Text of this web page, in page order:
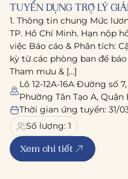
TUYỂN DỤNG TRỢ LÝ
1. Thông tin chung Mức
TP. Hồ Chí Minh. Hạn nộp
việc Báo cáo & Phân tích:
kỳ từ các phòng ban để
Tham mưu & […]
Lô 12-12A-16A Đường số
Phường Tân Tạo A, Quận
Thời gian ứng tuyển: 31/
Số lượng: 1
Xem chi tiết